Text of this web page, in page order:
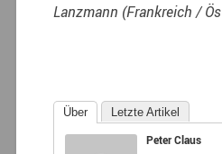
Lanzmann (Frankreich /
Über Letzte Artikel
Peter Claus